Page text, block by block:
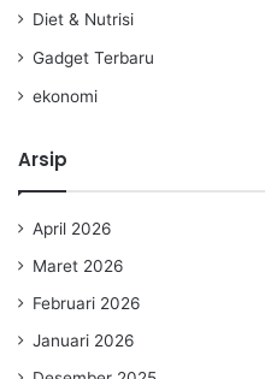
Diet & Nutrisi
Gadget Terbaru
ekonomi
Arsip
April 2026
Maret 2026
Februari 2026
Januari 2026